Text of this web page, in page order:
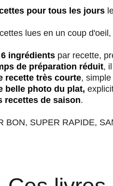
pour tous les jours
lues en un coup
ingrédientspar recette,
de préparation réduit,
recette très courte,
belle photo du plat,
recettes de saison.
BON, SUPER RAPIDE,